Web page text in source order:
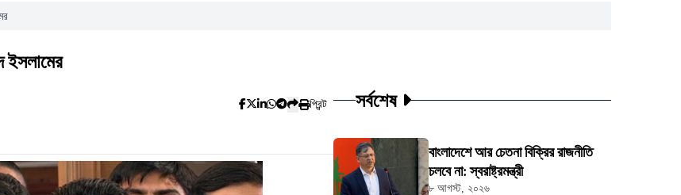
ইসলামের
প্রিন্ট সর্বশেষ
বাংলাদেশে আর চেতনা বিক্রির রাজনীতি
চলবে না: স্বরাষ্ট্রমন্ত্রী
৮ আগস্ট, ২০২৬